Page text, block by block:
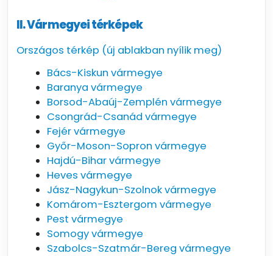
II. Vármegyei térképek
Országos térkép (új ablakban nyílik meg)
Bács-Kiskun vármegye
Baranya vármegye
Borsod-Abaúj-Zemplén vármegye
Csongrád-Csanád vármegye
Fejér vármegye
Győr-Moson-Sopron vármegye
Hajdú-Bihar vármegye
Heves vármegye
Jász-Nagykun-Szolnok vármegye
Komárom-Esztergom vármegye
Pest vármegye
Somogy vármegye
Szabolcs-Szatmár-Bereg vármegye